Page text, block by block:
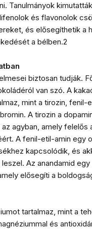
Tanulmányok
és flavonolok
és elősegíthetik a
a bélben.2
biztosan tudják.
van szó. A
mint a tirozin, fenil-
A tirozin a
agyban, amely felelős
A fenil-etil-amin egy
kapcsolódik, és
Az anandamid
elősegíti a
tartalmaz, mint a
és